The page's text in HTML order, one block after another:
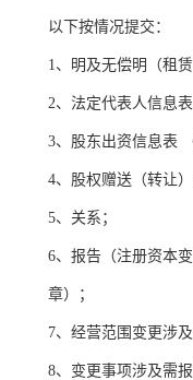
以下按情况提交：
1、明及无偿明（租赁
2、法定代表人信息
3、股东出资信息表
4、股权赠送（转让
5、关系；
6、报告（注册资本
章）；
7、经营范围变更涉
8、变更事项涉及需